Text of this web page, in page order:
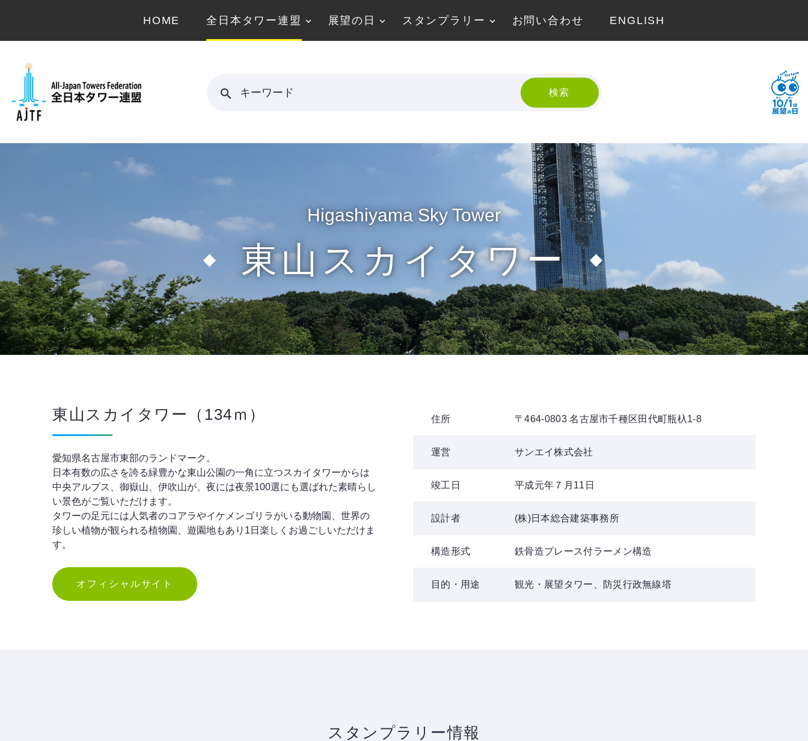
HOME 全日本タワー連盟 展望の日 スタンプラリー お問い合わせ ENGLISH
キーワード 検索
Higashiyama Sky Tower
東山スカイタワー
東山スカイタワー（134ｍ）
愛知県名古屋市東部のランドマーク。
日本有数の広さを誇る緑豊かな東山公園の一角に立つスカイタワーからは
中央アルプス、御嶽山、伊吹山が、夜には夜景100選にも選ばれた素晴らし
い景色がご覧いただけます。
タワーの足元には人気者のコアラやイケメンゴリラがいる動物園、世界の
珍しい植物が観られる植物園、遊園地もあり1日楽しくお過ごしいただけま
す。
オフィシャルサイト
住所 〒464-0803 名古屋市千種区田代町瓶杁1-8
運営 サンエイ株式会社
竣工日 平成元年７月11日
設計者 (株)日本総合建築事務所
構造形式 鉄骨造プレース付ラーメン構造
目的・用途 観光・展望タワー、防災行政無線塔
スタンプラリー情報